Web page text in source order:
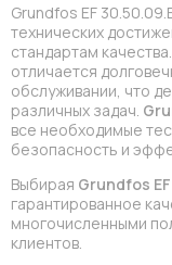
Grundfos EF
технических
стандартам качества.
отличается
обслуживании, что
различных задач.
все необходимые
безопасность и
Выбирая Grundfos
гарантированное
многочисленными
клиентов.